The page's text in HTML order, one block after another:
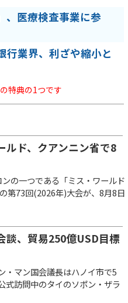
、医療検査事業に参
行業界、利ざや縮小と
特典の1つです
ルド、クアンニン省で8
の一つである「ミス・ワールド
第73回(2026年)大会が、8月8日
談、貿易250億USD目標
・マン国会議長はハノイ市で5
式訪問中のタイのソポン・ザラ